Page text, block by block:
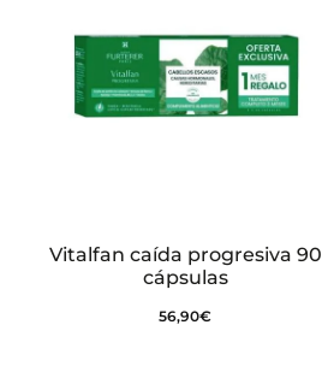
Vitalfan caída progresiva 90
cápsulas
56,90€